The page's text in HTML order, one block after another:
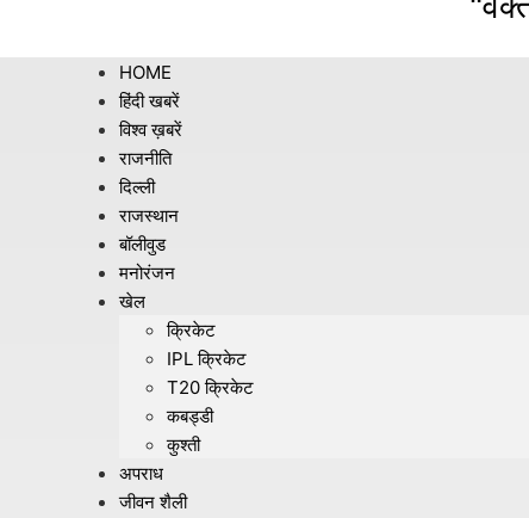
HOME
हिंदी खबरें
विश्व ख़बरें
राजनीति
दिल्ली
राजस्थान
बॉलीवुड
मनोरंजन
खेल
क्रिकेट
IPL क्रिकेट
T20 क्रिकेट
कबड्डी
कुश्ती
अपराध
जीवन शैली